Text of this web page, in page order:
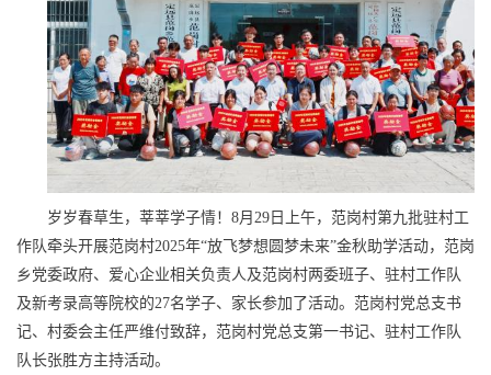
岁岁春草生，莘莘学子情！8月29日上午，范岗村第九批驻村工
作队牵头开展范岗村2025年“放飞梦想圆梦未来”金秋助学活动，范岗
乡党委政府、爱心企业相关负责人及范岗村两委班子、驻村工作队
及新考录高等院校的27名学子、家长参加了活动。范岗村党总支书
记、村委会主任严维付致辞，范岗村党总支第一书记、驻村工作队
队长张胜方主持活动。